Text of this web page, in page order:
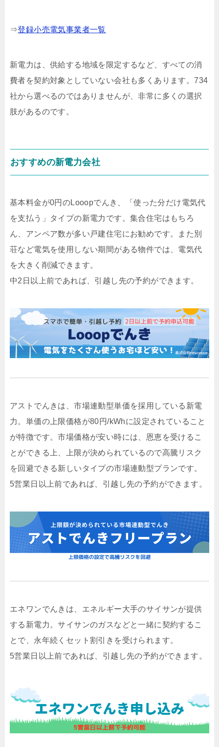
⇒登録小売電気事業者一覧
新電力は、供給する地域を限定するなど、すべての消
費者を契約対象としていない会社も多くあります。734
社から選べるのではありませんが、非常に多くの選択
肢があるのです。
おすすめの新電力会社
基本料金が0円のLooopでんき、「使った分だけ電気代
を支払う」タイプの新電力です。集合住宅はもちろ
ん、アンペア数が多い戸建住宅にお勧めです。また別
荘など電気を使用しない期間がある物件では、電気代
を大きく削減できます。
中2日以上前であれば、引越し先の予約ができます。
アストでんきは、市場連動型単価を採用している新電
力。単価の上限価格が80円/kWhに設定されていること
が特徴です。市場価格が安い時には、恩恵を受けるこ
とができる上、上限が決められているので高騰リスク
を回避できる新しいタイプの市場連動型プランです。
5営業日以上前であれば、引越し先の予約ができます。
エネワンでんきは、エネルギー大手のサイサンが提供
する新電力。サイサンのガスなどと一緒に契約するこ
とで、永年続くセット割引きを受けられます。
5営業日以上前であれば、引越し先の予約ができます。